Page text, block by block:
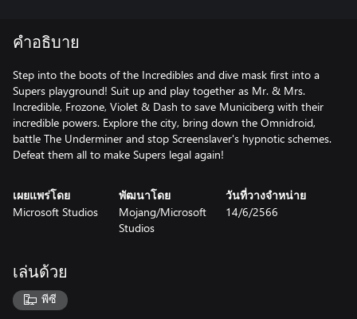
คำอธิบาย
Step into the boots of the Incredibles and dive mask first into a
Supers playground! Suit up and play together as Mr. & Mrs.
Incredible, Frozone, Violet & Dash to save Municiberg with their
incredible powers. Explore the city, bring down the Omnidroid,
battle The Underminer and stop Screenslaver's hypnotic schemes.
Defeat them all to make Supers legal again!
เผยแพร่โดย
Microsoft Studios
พัฒนาโดย
Mojang/Microsoft
Studios
วันที่วางจำหน่าย
14/6/2566
เล่นด้วย
พีซี